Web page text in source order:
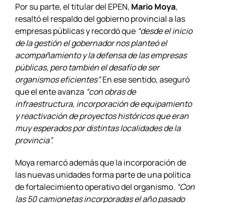
Por su parte, el titular del EPEN, Mario Moya,
resaltó el respaldo del gobierno provincial a las
empresas públicas y recordó que “desde el inicio
de la gestión el gobernador nos planteó el
acompañamiento y la defensa de las empresas
públicas, pero también el desafío de ser
organismos eficientes”.En ese sentido, aseguró
que el ente avanza “con obras de
infraestructura, incorporación de equipamiento
y reactivación de proyectos históricos que eran
muy esperados por distintas localidades de la
provincia”.
Moya remarcó además que la incorporación de
las nuevas unidades forma parte de una política
de fortalecimiento operativo del organismo. “Con
las 50 camionetas incorporadas el año pasado